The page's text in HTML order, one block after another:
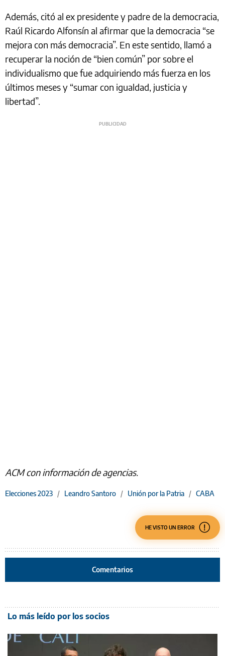
Además, citó al ex presidente y padre de la democracia,
Raúl Ricardo Alfonsín al afirmar que la democracia “se
mejora con más democracia”. En este sentido, llamó a
recuperar la noción de “bien común” por sobre el
individualismo que fue adquiriendo más fuerza en los
últimos meses y “sumar con igualdad, justicia y
libertad”.
ACM con información de agencias.
Elecciones 2023 / Leandro Santoro / Unión por la Patria / CABA
HE VISTO UN ERROR
Comentarios
Lo más leído por los socios